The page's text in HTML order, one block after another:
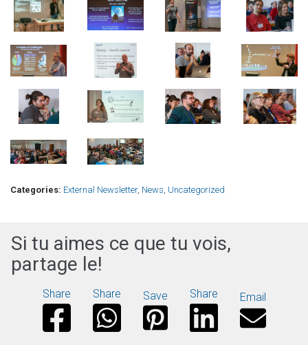
Categories: External Newsletter, News, Uncategorized
Si tu aimes ce que tu vois,
partage le!
Share Share Save Share Email